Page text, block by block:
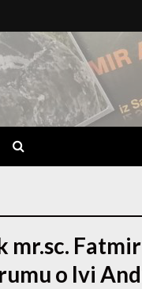
mr.sc.
o Ivi